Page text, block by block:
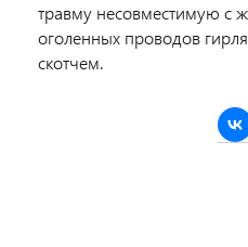
травму несовместимую с
оголенных проводов
скотчем.